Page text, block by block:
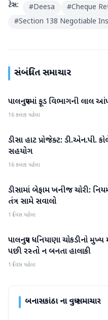
ટેગ્સ: #Deesa #Cheque
#Section 138 Negotiable
સંબંધિત સમાચાર
બનાસકાંઠા
પાલનપુરમાં ફૂડ વિભાગની લાલ
16 કલાક પહેલા
બનાસકાંઠા
ડીસા હાટ પ્રોજેક્ટ: ડી.એન.પી.
સહયોગ
16 કલાક પહેલા
બનાસકાંઠા
ડીસામાં બેફામ ખનીજ ચોરી:
તંત્ર સામે સવાલો
1 દિવસ પહેલા
બનાસકાંઠા
પાલનપુર ધનિયાણા ચોકડીનો
પછી રસ્તો ન બનતા હાલાકી
1 દિવસ પહેલા
બનાસકાંઠાના વધુ સમાચાર